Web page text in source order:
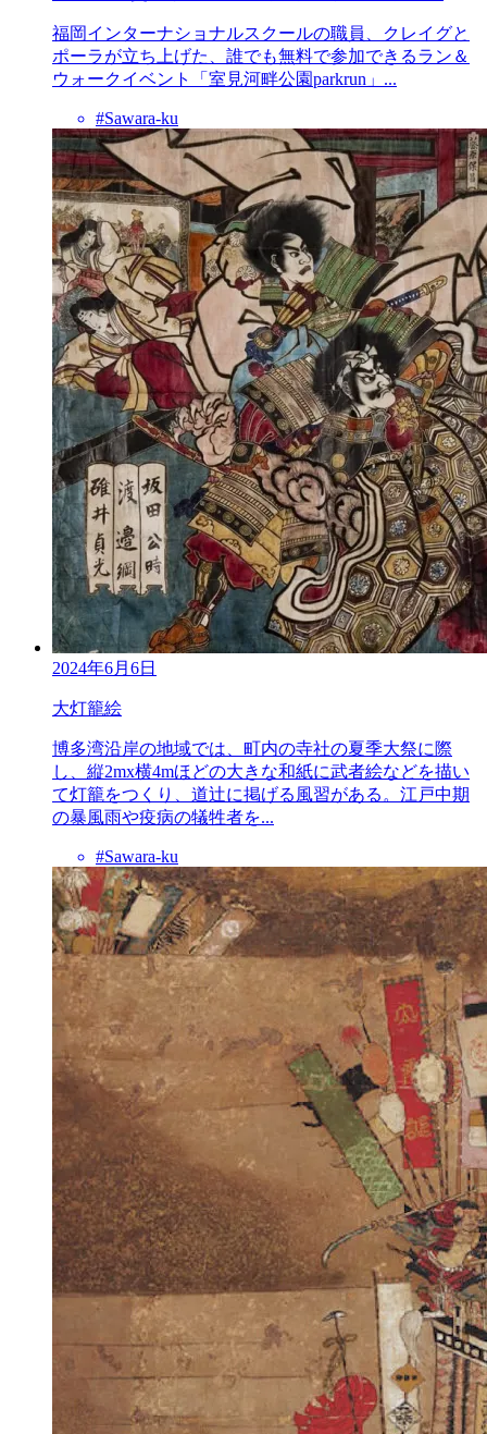
福岡インターナショナルスクールの職員、クレイグと
ポーラが立ち上げた、誰でも無料で参加できるラン＆
ウォークイベント「室見河畔公園parkrun」...
#Sawara-ku
2024年6月6日
大灯籠絵
博多湾沿岸の地域では、町内の寺社の夏季大祭に際
し、縦2mx横4mほどの大きな和紙に武者絵などを描い
て灯籠をつくり、道辻に掲げる風習がある。江戸中期
の暴風雨や疫病の犠牲者を...
#Sawara-ku